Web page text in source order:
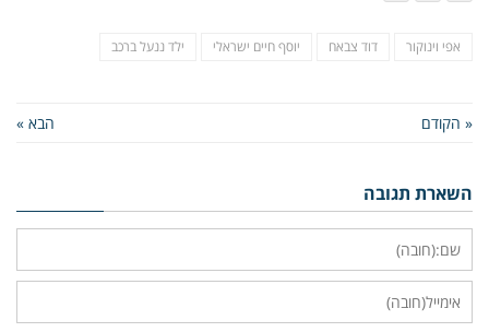
אפי וינוקור דוד צבאח יוסף חיים ישראלי ילד ננעל ברכב
« הקודם הבא »
השארת תגובה